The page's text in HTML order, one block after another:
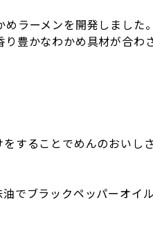
ラーメンを開発しました
豊かなわかめ具材が合わ
することでめんのおいし
でブラックペッパーオイ